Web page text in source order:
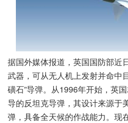
据国外媒体报道，英国国防部近
武器，可从无人机上发射并命中
磺石”导弹。从1996年开始，英
导的反坦克导弹，其设计来源于
弹，具备全天候的作战能力。现